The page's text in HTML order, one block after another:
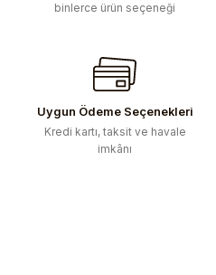
binlerce ürün seçeneği
Uygun Ödeme Seçenekleri
Kredi kartı, taksit ve havale
imkânı